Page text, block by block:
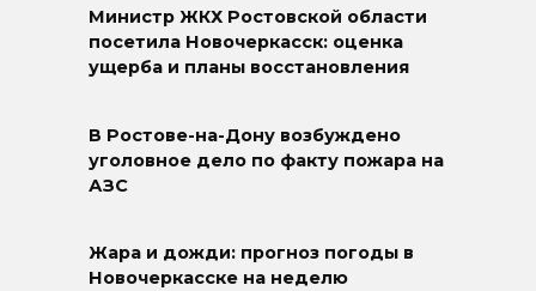
Министр ЖКХ Ростовской области
посетила Новочеркасск: оценка
ущерба и планы восстановления
В Ростове-на-Дону возбуждено
уголовное дело по факту пожара на
АЗС
Жара и дожди: прогноз погоды в
Новочеркасске на неделю